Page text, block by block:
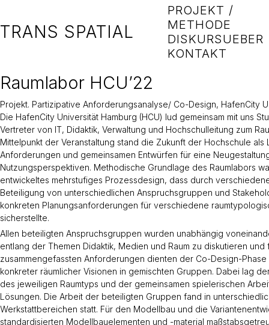
TRANS SPATIAL
PROJEKT /
METHODE
DISKURSUEBER
KONTAKT
Raumlabor HCU’22
Projekt. Partizipative Anforderungsanalyse/ Co-Design, HafenCity
Die HafenCity Universität Hamburg (HCU) lud gemeinsam mit uns
Vertreter von IT, Didaktik, Verwaltung und Hochschulleitung zum
Mittelpunkt der Veranstaltung stand die Zukunft der Hochschule
Anforderungen und gemeinsamen Entwürfen für eine
Nutzungsperspektiven. Methodische Grundlage des Raumlabors
entwickeltes mehrstufiges Prozessdesign, dass durch
Beteiligung von unterschiedlichen Anspruchsgruppen und
konkreten Planungsanforderungen für verschiedene
sicherstellte.
Allen beteiligten Anspruchsgruppen wurden unabhängig
entlang der Themen Didaktik, Medien und Raum zu diskutieren
zusammengefassten Anforderungen dienten der Co-Design-
konkreter räumlicher Visionen in gemischten Gruppen. Dabei lag
des jeweiligen Raumtyps und der gemeinsamen spielerischen
Lösungen. Die Arbeit der beteiligten Gruppen fand in
Werkstattbereichen statt. Für den Modellbau und die
standardisierten Modellbauelementen und -material